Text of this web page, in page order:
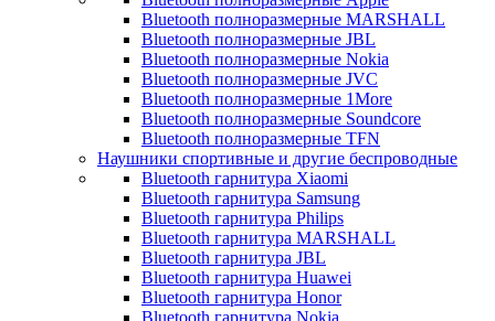
Bluetooth полноразмерные MARSHALL
Bluetooth полноразмерные JBL
Bluetooth полноразмерные Nokia
Bluetooth полноразмерные JVC
Bluetooth полноразмерные 1More
Bluetooth полноразмерные Soundcore
Bluetooth полноразмерные TFN
Наушники спортивные и другие беспроводные
Bluetooth гарнитура Xiaomi
Bluetooth гарнитура Samsung
Bluetooth гарнитура Philips
Bluetooth гарнитура MARSHALL
Bluetooth гарнитура JBL
Bluetooth гарнитура Huawei
Bluetooth гарнитура Honor
Bluetooth гарнитура Nokia